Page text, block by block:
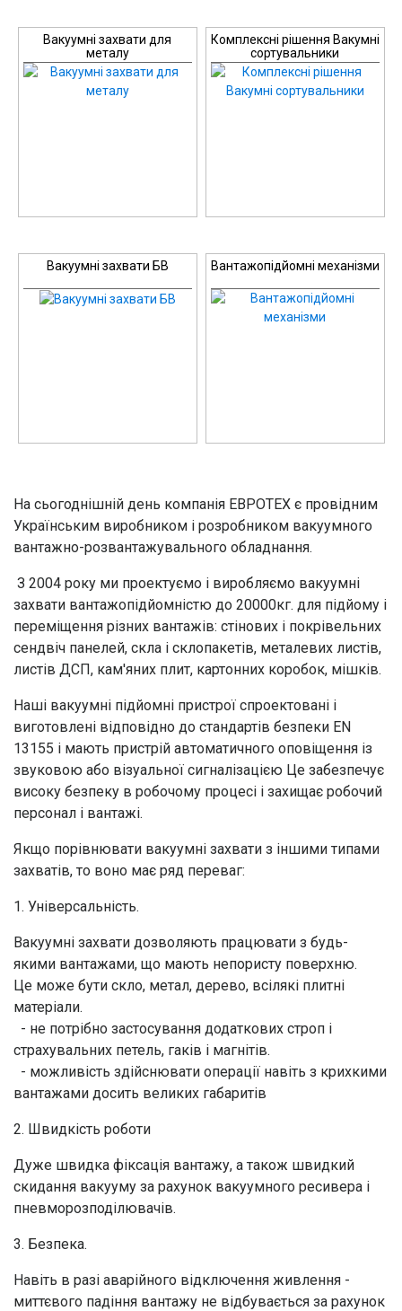
Вакуумні захвати для
металу
Комплексні рішення Вакумні
сортувальники
Вакуумні захвати БВ Вантажопідйомні механізми
На сьогоднішній день компанія ЕВРОТЕХ є провідним
Українським виробником і розробником вакуумного
вантажно-розвантажувального обладнання.
З 2004 року ми проектуємо і виробляємо вакуумні
захвати вантажопідйомністю до 20000кг. для підйому і
переміщення різних вантажів: стінових і покрівельних
сендвіч панелей, скла і склопакетів, металевих листів,
листів ДСП, кам'яних плит, картонних коробок, мішків.
Наші вакуумні підйомні пристрої спроектовані і
виготовлені відповідно до стандартів безпеки EN
13155 і мають пристрій автоматичного оповіщення із
звуковою або візуальної сигналізацією Це забезпечує
високу безпеку в робочому процесі і захищає робочий
персонал і вантажі.
Якщо порівнювати вакуумні захвати з іншими типами
захватів, то воно має ряд переваг:
1. Універсальність.
Вакуумні захвати дозволяють працювати з будь-
якими вантажами, що мають непористу поверхню.
Це може бути скло, метал, дерево, всілякі плитні
матеріали.
- не потрібно застосування додаткових строп і
страхувальних петель, гаків і магнітів.
- можливість здійснювати операції навіть з крихкими
вантажами досить великих габаритів
2. Швидкість роботи
Дуже швидка фіксація вантажу, а також швидкий
скидання вакууму за рахунок вакуумного ресивера і
пневморозподілювачів.
3. Безпека.
Навіть в разі аварійного відключення живлення -
миттєвого падіння вантажу не відбувається за рахунок